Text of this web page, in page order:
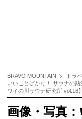
BRAVO MOUNTAIN
トラ
いいことばかり！ サウナの
ワイの川サウナ研究所 vol.16】
画像・写真